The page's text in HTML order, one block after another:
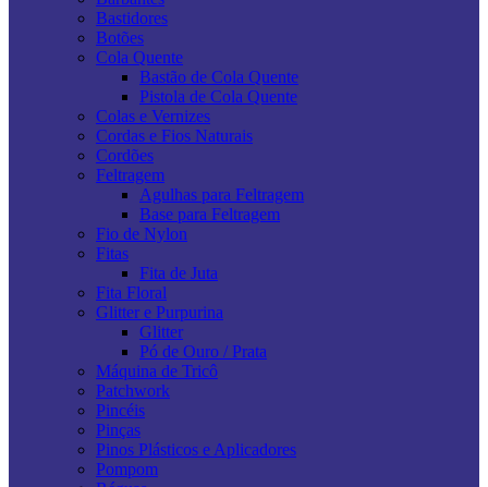
Bastidores
Botões
Cola Quente
Bastão de Cola Quente
Pistola de Cola Quente
Colas e Vernizes
Cordas e Fios Naturais
Cordões
Feltragem
Agulhas para Feltragem
Base para Feltragem
Fio de Nylon
Fitas
Fita de Juta
Fita Floral
Glitter e Purpurina
Glitter
Pó de Ouro / Prata
Máquina de Tricô
Patchwork
Pincéis
Pinças
Pinos Plásticos e Aplicadores
Pompom